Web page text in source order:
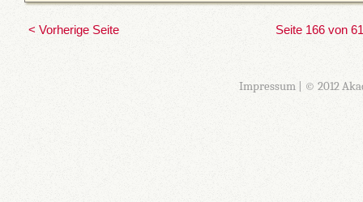
< Vorherige Seite Seite 166 von
Impressum| © 2012